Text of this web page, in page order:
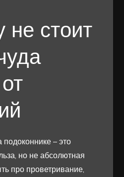
не стоит
– это
но не абсолютная
про проветривание,